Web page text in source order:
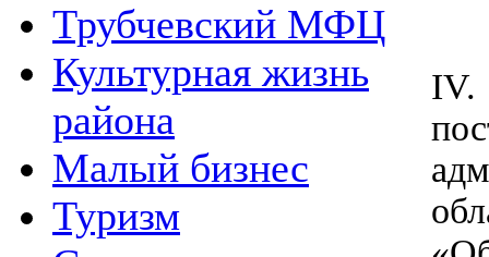
Трубчевский МФЦ
Культурная жизнь
района
Малый бизнес
Туризм
IV.